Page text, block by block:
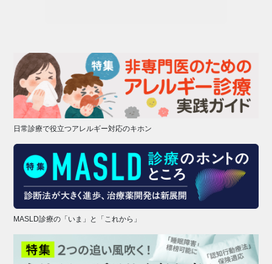
日常診療で役立つアレルギー対応のキホン
MASLD診療の「いま」と「これから」